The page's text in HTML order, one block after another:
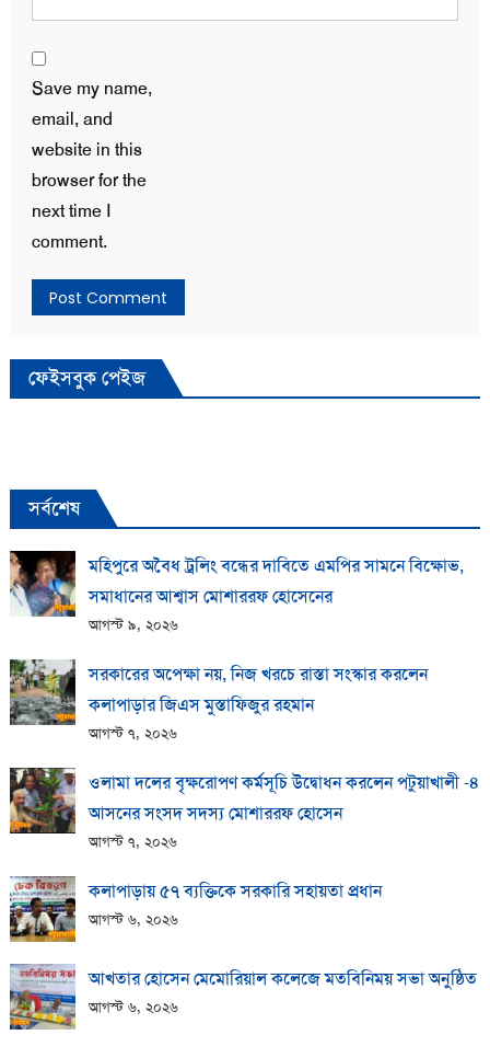
Save my name,
email, and
website in this
browser for the
next time I
comment.
ফেইসবুক পেইজ
সর্বশেষ
মহিপুরে অবৈধ ট্রলিং বন্ধের দাবিতে এমপির সামনে বিক্ষোভ,
সমাধানের আশ্বাস মোশাররফ হোসেনের
আগস্ট ৯, ২০২৬
সরকারের অপেক্ষা নয়, নিজ খরচে রাস্তা সংস্কার করলেন
কলাপাড়ার জিএস মুস্তাফিজুর রহমান
আগস্ট ৭, ২০২৬
ওলামা দলের বৃক্ষরোপণ কর্মসূচি উদ্বোধন করলেন পটুয়াখালী -৪
আসনের সংসদ সদস্য মোশাররফ হোসেন
আগস্ট ৭, ২০২৬
কলাপাড়ায় ​৫৭ ব্যক্তিকে সরকারি সহায়তা প্রধান
আগস্ট ৬, ২০২৬
আখতার হোসেন মেমোরিয়াল কলেজে মতবিনিময় সভা অনুষ্ঠিত
আগস্ট ৬, ২০২৬